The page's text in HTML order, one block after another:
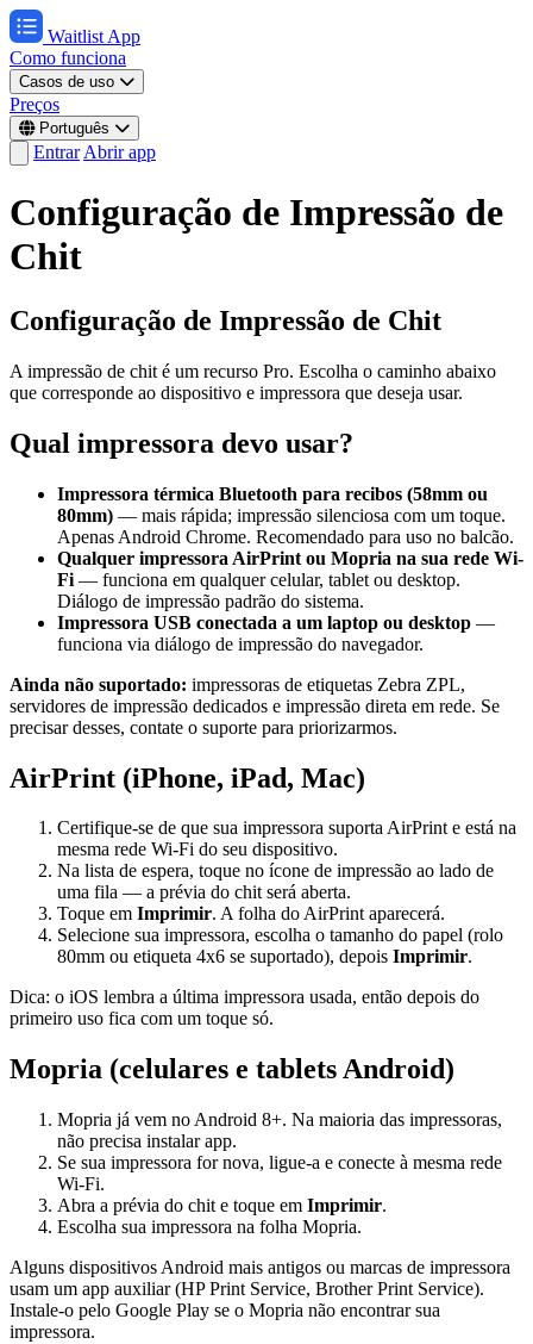
Waitlist App
Como funciona
Casos de uso
Preços
Português
Entrar Abrir app
Configuração de Impressão de
Chit
Configuração de Impressão de Chit
A impressão de chit é um recurso Pro. Escolha o caminho abaixo
que corresponde ao dispositivo e impressora que deseja usar.
Qual impressora devo usar?
Impressora térmica Bluetooth para recibos (58mm ou
80mm) — mais rápida; impressão silenciosa com um toque.
Apenas Android Chrome. Recomendado para uso no balcão.
Qualquer impressora AirPrint ou Mopria na sua rede Wi-
Fi — funciona em qualquer celular, tablet ou desktop.
Diálogo de impressão padrão do sistema.
Impressora USB conectada a um laptop ou desktop —
funciona via diálogo de impressão do navegador.
Ainda não suportado: impressoras de etiquetas Zebra ZPL,
servidores de impressão dedicados e impressão direta em rede. Se
precisar desses, contate o suporte para priorizarmos.
AirPrint (iPhone, iPad, Mac)
Certifique-se de que sua impressora suporta AirPrint e está na
mesma rede Wi-Fi do seu dispositivo.
Na lista de espera, toque no ícone de impressão ao lado de
uma fila — a prévia do chit será aberta.
Toque em Imprimir. A folha do AirPrint aparecerá.
Selecione sua impressora, escolha o tamanho do papel (rolo
80mm ou etiqueta 4x6 se suportado), depois Imprimir.
Dica: o iOS lembra a última impressora usada, então depois do
primeiro uso fica com um toque só.
Mopria (celulares e tablets Android)
Mopria já vem no Android 8+. Na maioria das impressoras,
não precisa instalar app.
Se sua impressora for nova, ligue-a e conecte à mesma rede
Wi-Fi.
Abra a prévia do chit e toque em Imprimir.
Escolha sua impressora na folha Mopria.
Alguns dispositivos Android mais antigos ou marcas de impressora
usam um app auxiliar (HP Print Service, Brother Print Service).
Instale-o pelo Google Play se o Mopria não encontrar sua
impressora.